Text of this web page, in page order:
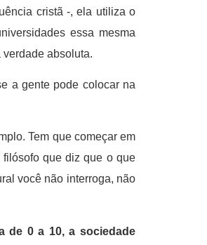
cristã -, ela utiliza o
essa mesma
absoluta.
a gente pode colocar na
Tem que começar em
que diz que o que
você não interroga, não
de 0 a 10, a sociedade